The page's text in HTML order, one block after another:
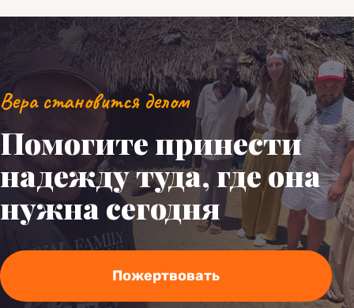
Вера становится делом
Помогите принести
надежду туда, где она
нужна сегодня
Пожертвовать